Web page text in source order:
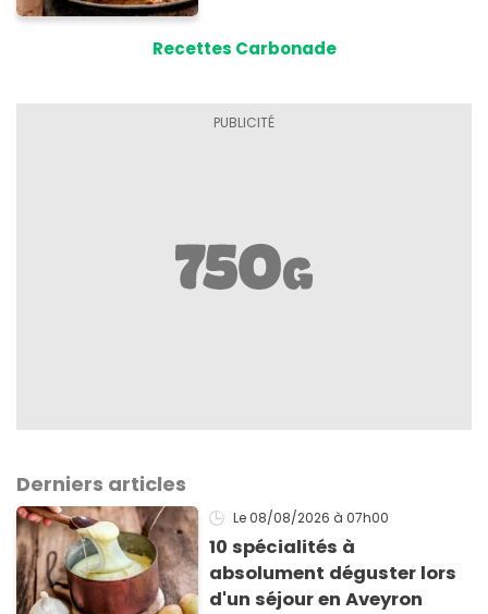
Recettes Carbonade
Derniers articles
Le 08/08/2026 à 07h00
10 spécialités à
absolument déguster lors
d'un séjour en Aveyron